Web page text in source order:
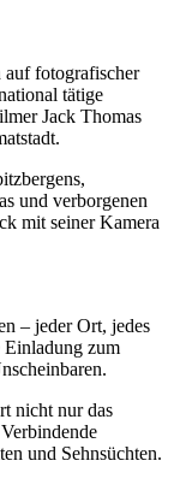
auf fotografischer
tätige
Jack Thomas
und verborge­nen
mit seiner Kamera
– jeder Ort, jedes
Einladung zum
nicht nur das
und Sehnsüchten.